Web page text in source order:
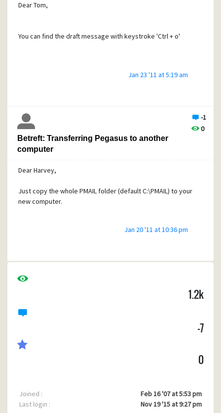
Dear Tom,
You can find the draft message with keystroke 'Ctrl + o'
Jan 23 '11 at 5:19 am
-1
0
Betreft: Transferring Pegasus to another
computer
Dear Harvey,
Just copy the whole PMAIL folder (default C:\PMAIL) to your
new computer.
Jan 20 '11 at 10:36 pm
1.2k
-7
0
Joined :
Feb 16 '07 at 5:53 pm
Last login :
Nov 19 '15 at 9:27 pm